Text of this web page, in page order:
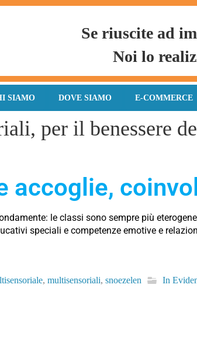
Se riuscite ad
Noi lo
SIAMO DOVE SIAMO E-COMMERCE
per il benessere
accoglie,
le classi sono sempre più
speciali e competenze emotive e
, multisensoriali, snoezelen In